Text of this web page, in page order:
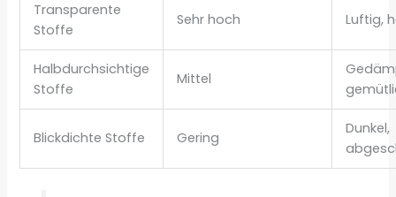
Transparente
Stoffe
Sehr hoch Luftig,
Halbdurchsichtige
Stoffe
Mittel
Blickdichte Stoffe Gering
Dunkel,